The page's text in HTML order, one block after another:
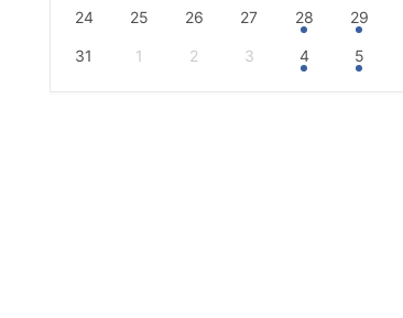
24 25 26 27 28 29
31 1 2 3 4 5